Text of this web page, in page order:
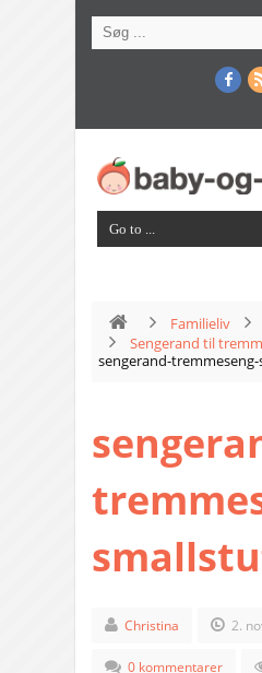
Familieliv
Sengerand til
sengerand-
Christina 2.
0 kommentarer